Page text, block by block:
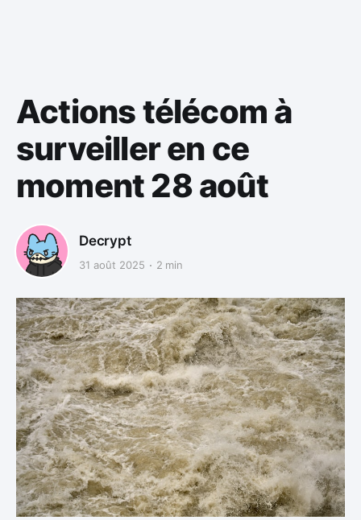
Actions télécom à
surveiller en ce
moment 28 août
Decrypt
31 août 2025 2 min